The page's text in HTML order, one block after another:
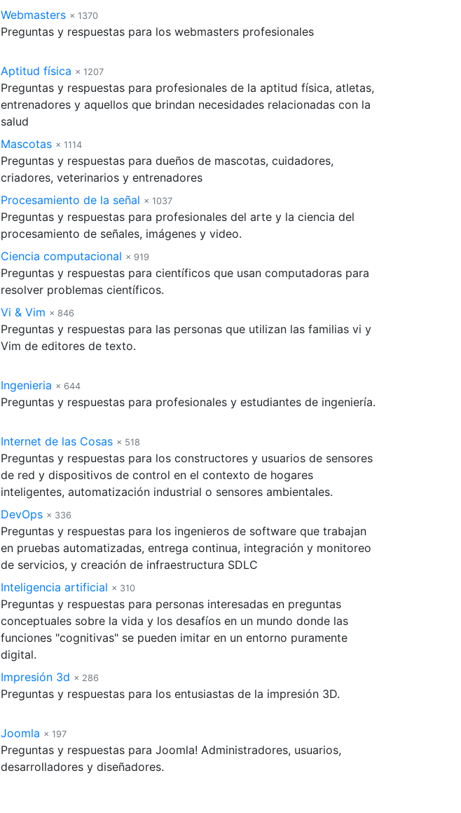
Webmasters × 1370
Preguntas y respuestas para los webmasters profesionales
Aptitud física × 1207
Preguntas y respuestas para profesionales de la aptitud física, atletas,
entrenadores y aquellos que brindan necesidades relacionadas con la
salud
Mascotas × 1114
Preguntas y respuestas para dueños de mascotas, cuidadores,
criadores, veterinarios y entrenadores
Procesamiento de la señal × 1037
Preguntas y respuestas para profesionales del arte y la ciencia del
procesamiento de señales, imágenes y video.
Ciencia computacional × 919
Preguntas y respuestas para científicos que usan computadoras para
resolver problemas científicos.
Vi & Vim × 846
Preguntas y respuestas para las personas que utilizan las familias vi y
Vim de editores de texto.
Ingenieria × 644
Preguntas y respuestas para profesionales y estudiantes de ingeniería.
Internet de las Cosas × 518
Preguntas y respuestas para los constructores y usuarios de sensores
de red y dispositivos de control en el contexto de hogares
inteligentes, automatización industrial o sensores ambientales.
DevOps × 336
Preguntas y respuestas para los ingenieros de software que trabajan
en pruebas automatizadas, entrega continua, integración y monitoreo
de servicios, y creación de infraestructura SDLC
Inteligencia artificial × 310
Preguntas y respuestas para personas interesadas en preguntas
conceptuales sobre la vida y los desafíos en un mundo donde las
funciones "cognitivas" se pueden imitar en un entorno puramente
digital.
Impresión 3d × 286
Preguntas y respuestas para los entusiastas de la impresión 3D.
Joomla × 197
Preguntas y respuestas para Joomla! Administradores, usuarios,
desarrolladores y diseñadores.